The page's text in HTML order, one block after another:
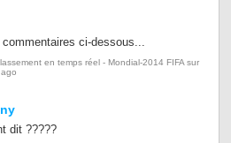
ci-dessous...
en temps réel - Mondial-2014 FIFA sur
dit ?????